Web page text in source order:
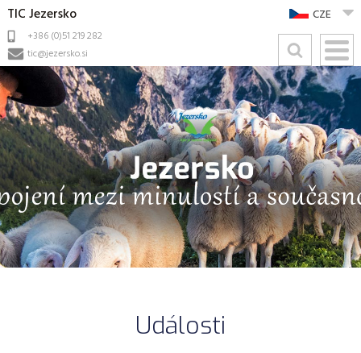
TIC Jezersko
+386 (0)51 219 282
tic@jezersko.si
CZE
Události